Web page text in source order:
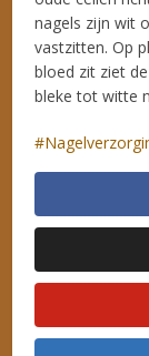
nagels zijn wit
vastzitten. Op
bloed zit ziet
bleke tot witte